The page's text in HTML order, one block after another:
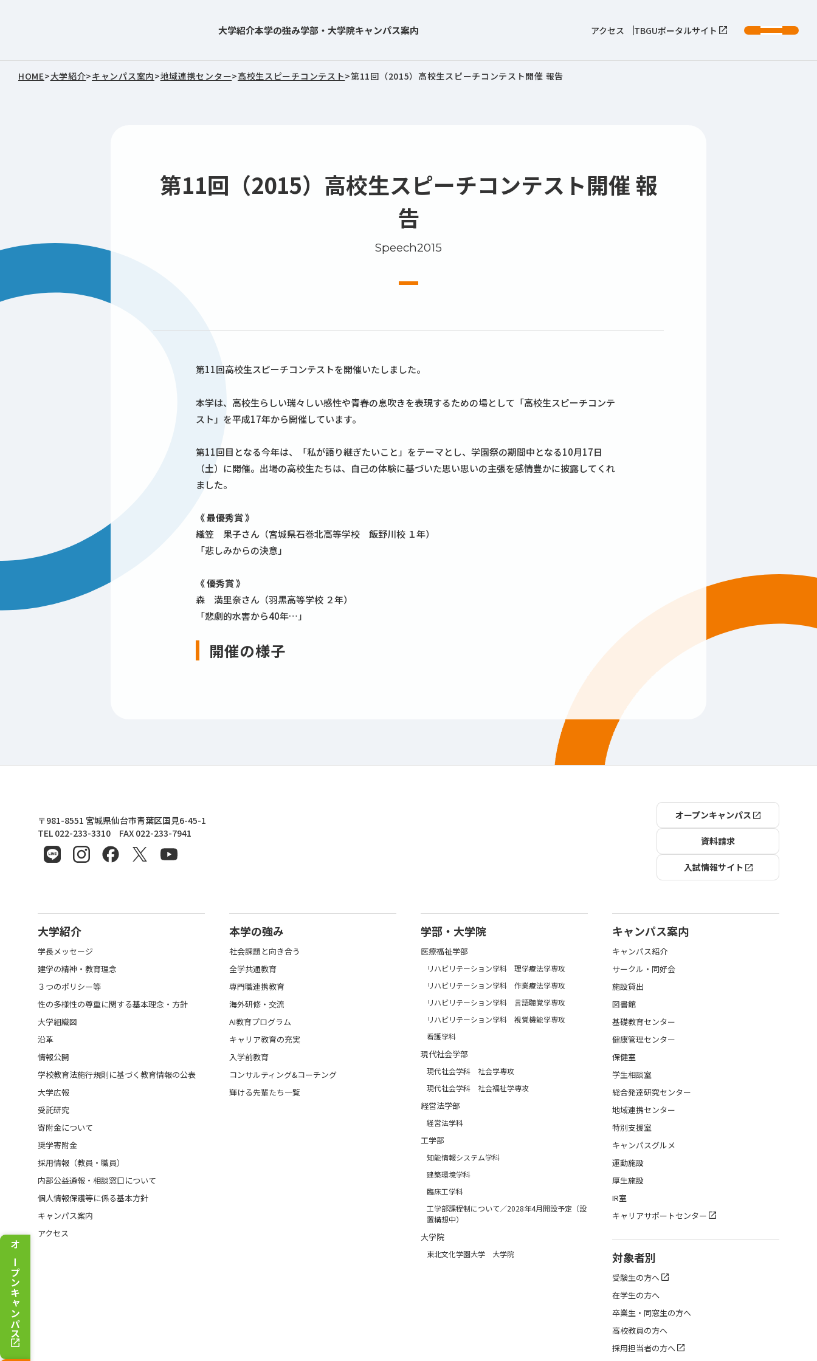
オープンキャンパス
大学紹介本学の強み学部・大学院キャンパス案内 アクセス TBGUポータルサイト
HOME>大学紹介>キャンパス案内>地域連携センター>高校生スピーチコンテスト>第11回（2015）高校生スピーチコンテスト開催 報告
第11回（2015）高校生スピーチコンテスト開催 報
告
Speech2015
第11回高校生スピーチコンテストを開催いたしました。
本学は、高校生らしい瑞々しい感性や青春の息吹きを表現するための場として「高校生スピーチコンテ
スト」を平成17年から開催しています。
第11回目となる今年は、「私が語り継ぎたいこと」をテーマとし、学園祭の期間中となる10月17日
（土）に開催。出場の高校生たちは、自己の体験に基づいた思い思いの主張を感情豊かに披露してくれ
ました。
《 最優秀賞 》
織笠 果子さん（宮城県石巻北高等学校 飯野川校 １年）
「悲しみからの決意」
《 優秀賞 》
森 満里奈さん（羽黒高等学校 ２年）
「悲劇的水害から40年…」
開催の様子
東北文化学園大学
〒981-8551 宮城県仙台市青葉区国見6-45-1
TEL 022-233-3310 FAX 022-233-7941
オープンキャンパス
資料請求
入試情報サイト
大学紹介
学長メッセージ
建学の精神・教育理念
３つのポリシー等
性の多様性の尊重に関する基本理念・方針
大学組織図
沿革
情報公開
学校教育法施行規則に基づく教育情報の公表
大学広報
受託研究
寄附金について
奨学寄附金
採用情報（教員・職員）
内部公益通報・相談窓口について
個人情報保護等に係る基本方針
キャンパス案内
アクセス
本学の強み
社会課題と向き合う
全学共通教育
専門職連携教育
海外研修・交流
AI教育プログラム
キャリア教育の充実
入学前教育
コンサルティング&コーチング
輝ける先輩たち一覧
学部・大学院
医療福祉学部
リハビリテーション学科 理学療法学専攻
リハビリテーション学科 作業療法学専攻
リハビリテーション学科 言語聴覚学専攻
リハビリテーション学科 視覚機能学専攻
看護学科
現代社会学部
現代社会学科 社会学専攻
現代社会学科 社会福祉学専攻
経営法学部
経営法学科
工学部
知能情報システム学科
建築環境学科
臨床工学科
工学部課程制について／2028年4月開設予定（設
置構想中）
大学院
東北文化学園大学 大学院
キャンパス案内
キャンパス紹介
サークル・同好会
施設貸出
図書館
基礎教育センター
健康管理センター
保健室
学生相談室
総合発達研究センター
地域連携センター
特別支援室
キャンパスグルメ
運動施設
厚生施設
IR室
キャリアサポートセンター
対象者別
受験生の方へ
在学生の方へ
卒業生・同窓生の方へ
高校教員の方へ
採用担当者の方へ